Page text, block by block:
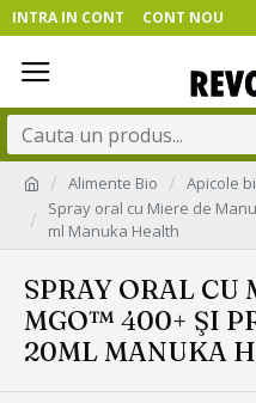
INTRA IN CONT CONT NOU
Alimente Bio
Apicole
Spray oral cu Miere de
ml Manuka Health
SPRAY ORAL
MGO™ 400+ ŞI
20ML MANUKA